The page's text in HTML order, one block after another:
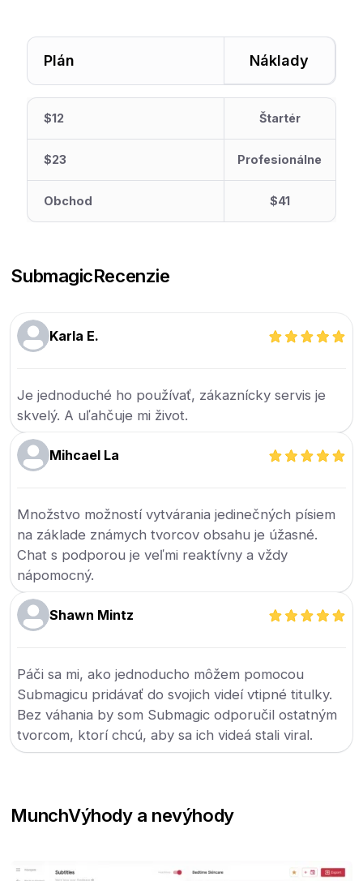
Plán Náklady
$12 Štartér
$23 Profesionálne
Obchod $41
SubmagicRecenzie
Karla E.
Je jednoduché ho používať, zákaznícky servis je
skvelý. A uľahčuje mi život.
Mihcael La
Množstvo možností vytvárania jedinečných písiem
na základe známych tvorcov obsahu je úžasné.
Chat s podporou je veľmi reaktívny a vždy
nápomocný.
Shawn Mintz
Páči sa mi, ako jednoducho môžem pomocou
Submagicu pridávať do svojich videí vtipné titulky.
Bez váhania by som Submagic odporučil ostatným
tvorcom, ktorí chcú, aby sa ich videá stali viral.
MunchVýhody a nevýhody